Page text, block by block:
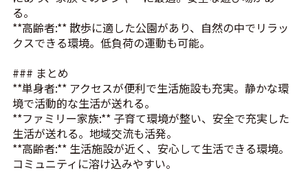
る。
**高齢者:** 散歩に適した公園があり、自然の中でリラッ
クスできる環境。低負荷の運動も可能。
### まとめ
**単身者:** アクセスが便利で生活施設も充実。静かな環
境で活動的な生活が送れる。
**ファミリー家族:** 子育て環境が整い、安全で充実した
生活が送れる。地域交流も活発。
**高齢者:** 生活施設が近く、安心して生活できる環境。
コミュニティに溶け込みやすい。